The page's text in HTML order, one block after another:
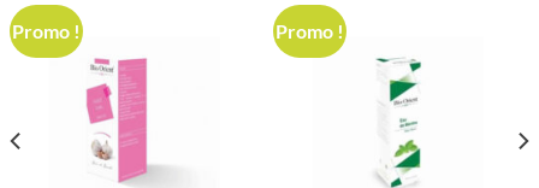
Promo ! Promo !